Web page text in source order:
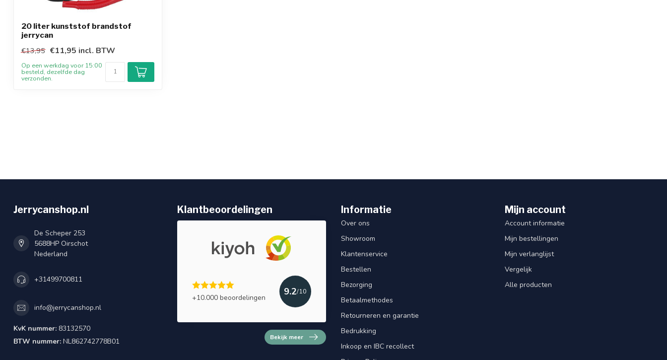
20 liter kunststof brandstof
jerrycan
€13,95 €11,95 incl. BTW
Op een werkdag voor 15:00
besteld, dezelfde dag
verzonden.
Jerrycanshop.nl
De Scheper 253
5688HP Oirschot
Nederland
+31499700811
info@jerrycanshop.nl
KvK nummer: 83132570
BTW nummer: NL862742778B01
Klantbeoordelingen
+10.000 beoordelingen
9.2/10
Bekijk meer
Informatie
Over ons
Showroom
Klantenservice
Bestellen
Bezorging
Betaalmethodes
Retourneren en garantie
Bedrukking
Inkoop en IBC recollect
Mijn account
Account informatie
Mijn bestellingen
Mijn verlanglijst
Vergelijk
Alle producten